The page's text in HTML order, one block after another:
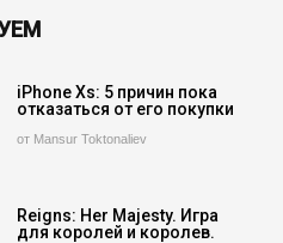
iPhone Xs: 5 причин пока
отказаться от его покупки
от Mansur Toktonaliev
Reigns: Her Majesty. Игра
для королей и королев.